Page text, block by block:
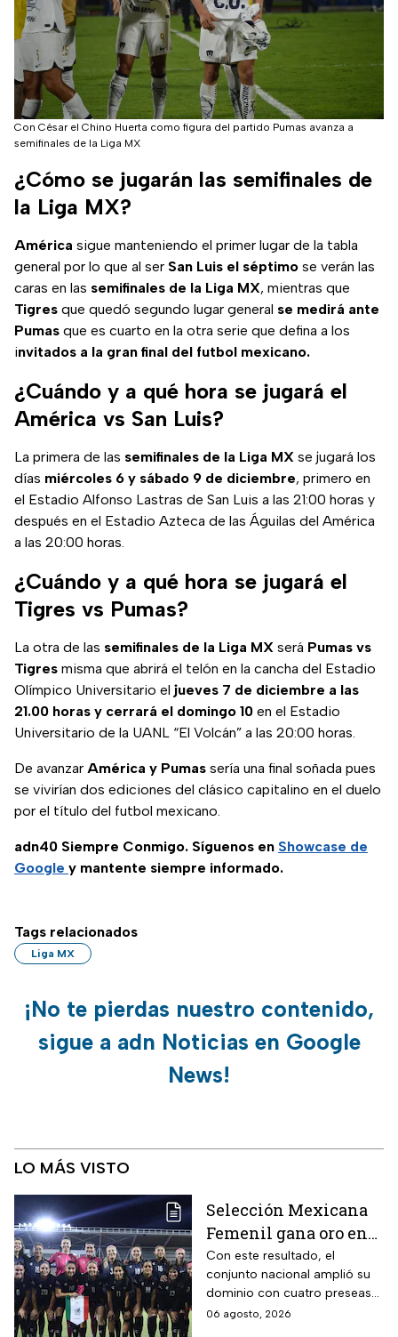
Con César el Chino Huerta como figura del partido Pumas avanza a
semifinales de la Liga MX
¿Cómo se jugarán las semifinales de
la Liga MX?
América sigue manteniendo el primer lugar de la tabla
general por lo que al ser San Luis el séptimo se verán las
caras en las semifinales de la Liga MX, mientras que
Tigres que quedó segundo lugar general se medirá ante
Pumas que es cuarto en la otra serie que defina a los
invitados a la gran final del futbol mexicano.
¿Cuándo y a qué hora se jugará el
América vs San Luis?
La primera de las semifinales de la Liga MX se jugará los
días miércoles 6 y sábado 9 de diciembre, primero en
el Estadio Alfonso Lastras de San Luis a las 21:00 horas y
después en el Estadio Azteca de las Águilas del América
a las 20:00 horas.
¿Cuándo y a qué hora se jugará el
Tigres vs Pumas?
La otra de las semifinales de la Liga MX será Pumas vs
Tigres misma que abrirá el telón en la cancha del Estadio
Olímpico Universitario el jueves 7 de diciembre a las
21.00 horas y cerrará el domingo 10 en el Estadio
Universitario de la UANL “El Volcán” a las 20:00 horas.
De avanzar América y Pumas sería una final soñada pues
se vivirían dos ediciones del clásico capitalino en el duelo
por el título del futbol mexicano.
adn40 Siempre Conmigo. Síguenos en Showcase de
Google y mantente siempre informado.
Tags relacionados
Liga MX
¡No te pierdas nuestro contenido,
sigue a adn Noticias en Google
News!
LO MÁS VISTO
Selección Mexicana
Femenil gana oro en
Juegos
Centroamericanos; el
camino de México a la
gloria
Con este resultado, el
conjunto nacional amplió su
dominio con cuatro preseas
doradas de forma
06 agosto, 2026